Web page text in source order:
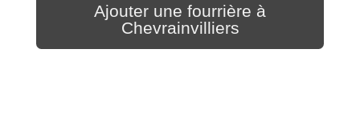
Ajouter une fourrière à
Chevrainvilliers